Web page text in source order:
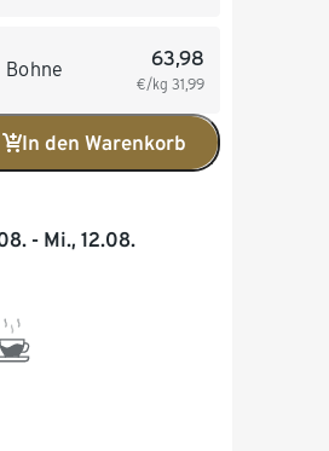
Bohne 63,98
€/kg 31,99
In den Warenkorb
- Mi., 12.08.